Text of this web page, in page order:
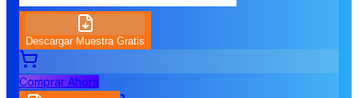
Descargar Muestra Gratis
Comprar Ahora